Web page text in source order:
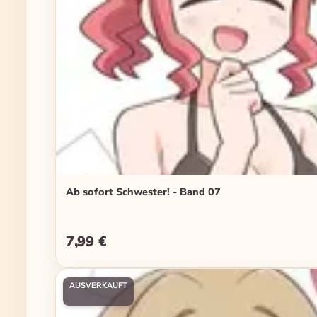
Ab sofort Schwester! - Band 07
Regulärer Preis:
7,99 €
AUSVERKAUFT